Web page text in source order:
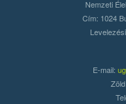
Nemzeti
Cím: 1024
E-mail: